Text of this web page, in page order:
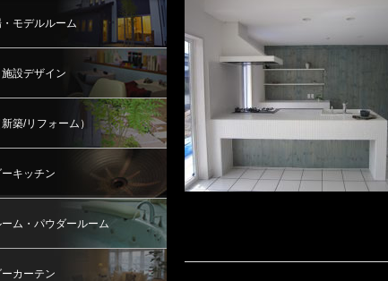
モデルルーム
設デザイン
築/リフォーム）
キッチン
ム・パウダールーム
カーテン